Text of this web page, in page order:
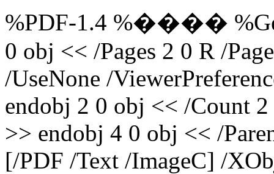
%PDF-1.4 %����
0 obj << /Pages 2 0 R /
/UseNone /
endobj 2 0 obj << /Count
>> endobj 4 0 obj << /
[/PDF /Text /ImageC] /